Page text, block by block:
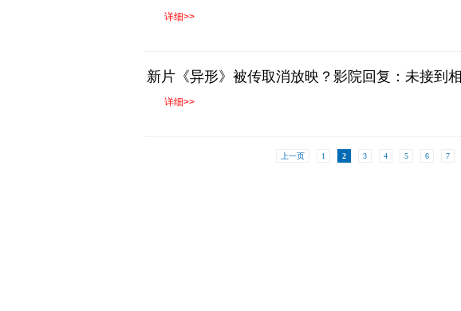
详细>>
新片《异形》被传取消放映？影院回复：未接到相
详细>>
上一页 1 2 3 4 5 6 7